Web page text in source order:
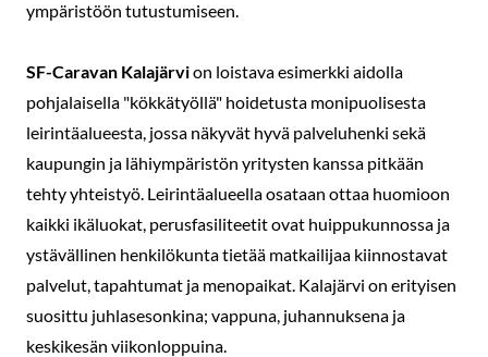
ympäristöön tutustumiseen.
SF-Caravan Kalajärvion loistava esimerkki aidolla
pohjalaisella "kökkätyöllä" hoidetusta monipuolisesta
leirintäalueesta, jossa näkyvät hyvä palveluhenki sekä
kaupungin ja lähiympäristön yritysten kanssa pitkään
tehty yhteistyö. Leirintäalueella osataan ottaa huomioon
kaikki ikäluokat, perusfasiliteetit ovat huippukunnossa ja
ystävällinen henkilökunta tietää matkailijaa kiinnostavat
palvelut, tapahtumat ja menopaikat. Kalajärvi on erityisen
suosittu juhlasesonkina; vappuna, juhannuksena ja
keskikesän viikonloppuina.